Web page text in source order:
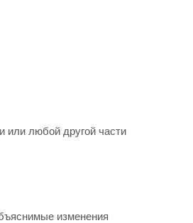
или любой другой части
изменения